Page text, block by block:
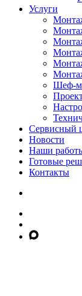
Услуги
Шеф-
Сервисный
Новости
Наши
Готовые
Контакты